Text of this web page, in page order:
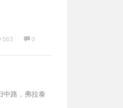
563 0
中路，弗拉泰